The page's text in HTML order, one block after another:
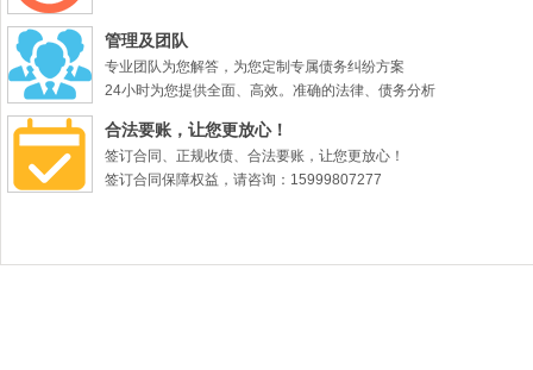
管理及团队
专业团队为您解答，为您定制专属债务纠纷方案
24小时为您提供全面、高效。准确的法律、债务分析
合法要账，让您更放心！
签订合同、正规收债、合法要账，让您更放心！
签订合同保障权益，请咨询：15999807277